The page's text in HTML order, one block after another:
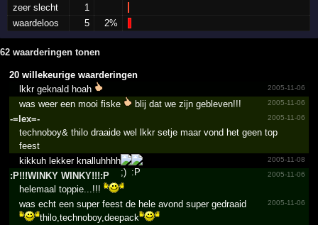
zeer slecht
1
waardeloos
5 2%
62 waarderingen tonen
20 willekeurige waarderingen
2005-11-06
lkkr geknald hoah
2005-11-06
was weer een mooi fiske
blij dat we zijn gebleven!!!
-=lex=-
2005-11-06
technoboy& thilo draaide wel lkkr setje maar vond het geen top
feest
2005-11-08
kikkuh lekker knalluhhhh
:P!!!­WINKY WINKY!!!­:P
2005-11-06
helemaal toppie...!!!
2005-11-06
was echt een super feest de hele avond super gedraaid
thilo,technoboy,deepack